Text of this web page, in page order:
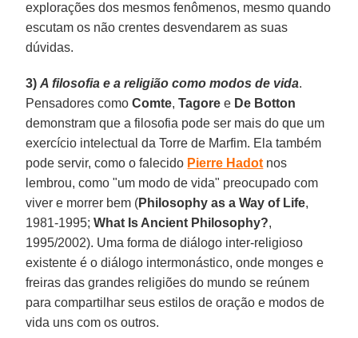
explorações dos mesmos fenômenos, mesmo quando
escutam os não crentes desvendarem as suas
dúvidas.
3)A filosofia e a religião como modos de vida.
Pensadores comoComte,Tagore e De Botton
demonstram que a filosofia pode ser mais do que um
exercício intelectual da Torre de Marfim. Ela também
pode servir, como o falecido Pierre Hadot nos
lembrou, como "um modo de vida" preocupado com
viver e morrer bem (Philosophy as a Way of Life,
1981-1995;What Is Ancient Philosophy?,
1995/2002). Uma forma de diálogo inter-religioso
existente é o diálogo intermonástico, onde monges e
freiras das grandes religiões do mundo se reúnem
para compartilhar seus estilos de oração e modos de
vida uns com os outros.